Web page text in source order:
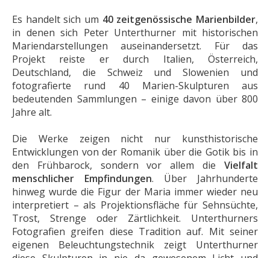
Es handelt sich um 40 zeitgenössische Marienbilder,
in denen sich Peter Unterthurner mit historischen
Mariendarstellungen auseinandersetzt. Für das
Projekt reiste er durch Italien, Österreich,
Deutschland, die Schweiz und Slowenien und
fotografierte rund 40 Marien-Skulpturen aus
bedeutenden Sammlungen – einige davon über 800
Jahre alt.
Die Werke zeigen nicht nur kunsthistorische
Entwicklungen von der Romanik über die Gotik bis in
den Frühbarock, sondern vor allem die Vielfalt
menschlicher Empfindungen. Über Jahrhunderte
hinweg wurde die Figur der Maria immer wieder neu
interpretiert – als Projektionsfläche für Sehnsüchte,
Trost, Strenge oder Zärtlichkeit. Unterthurners
Fotografien greifen diese Tradition auf. Mit seiner
eigenen Beleuchtungstechnik zeigt Unterthurner